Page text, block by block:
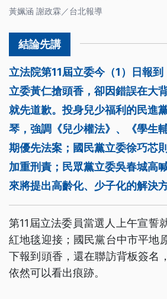
黃姵涵 謝政霖／台北報導
立法院第11屆立委今（1）日報
立委黃仁搶頭香，卻因錯誤在大
就先道歉。投身兒少福利的民進
琴，強調《兒少權法》、《學生
期優先法案；國民黨立委徐巧芯
加重刑責；民眾黨立委吳春城高
來將提出高齡化、少子化的解決
第11屆立法委員當選人上午宣誓
紅地毯迎接；國民黨台中市平地
下報到頭香，還在聯訪背板簽名
依然可以看出痕跡。